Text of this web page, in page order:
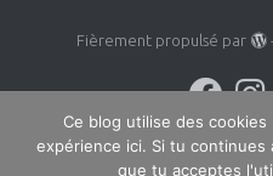
Fièrement propulsé par
Ce blog utilise des
expérience ici. Si tu continues
que tu acceptes